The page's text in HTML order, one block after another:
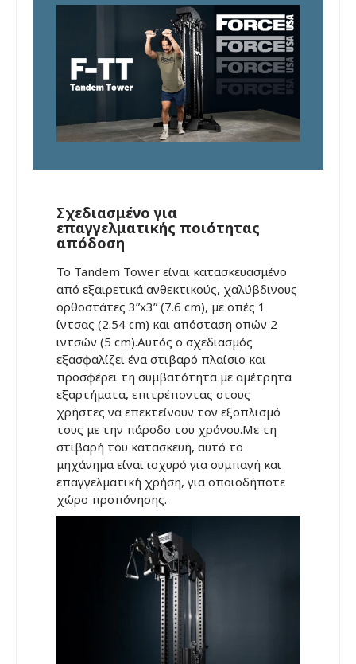
Σχεδιασμένο για
επαγγελματικής ποιότητας
απόδοση
Το Tandem Tower είναι κατασκευασμένο
από εξαιρετικά ανθεκτικούς, χαλύβδινους
ορθοστάτες 3”x3” (7.6 cm), με οπές 1
ίντσας (2.54 cm) και απόσταση οπών 2
ιντσών (5 cm).Αυτός ο σχεδιασμός
εξασφαλίζει ένα στιβαρό πλαίσιο και
προσφέρει τη συμβατότητα με αμέτρητα
εξαρτήματα, επιτρέποντας στους
χρήστες να επεκτείνουν τον εξοπλισμό
τους με την πάροδο του χρόνου.Με τη
στιβαρή του κατασκευή, αυτό το
μηχάνημα είναι ισχυρό για συμπαγή και
επαγγελματική χρήση, για οποιοδήποτε
χώρο προπόνησης.